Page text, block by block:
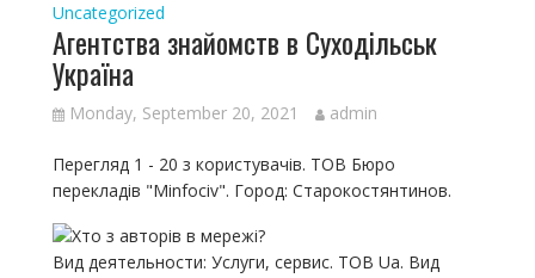
Uncategorized
Агентства знайомств в Суходільськ
Україна
Monday, September 20, 2021 admin
Перегляд 1 - 20 з користувачів. ТОВ Бюро
перекладів "Minfociv". Город: Старокостянтинов.
Вид деятельности: Услуги, сервис. ТОВ Ua. Вид